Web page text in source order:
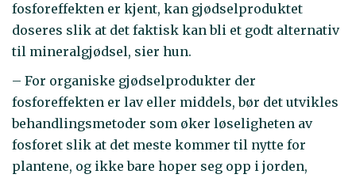
fosforeffekten er kjent, kan gjødselproduktet
doseres slik at det faktisk kan bli et godt alternativ
til mineralgjødsel, sier hun.
– For organiske gjødselprodukter der
fosforeffekten er lav eller middels, bør det utvikles
behandlingsmetoder som øker løseligheten av
fosforet slik at det meste kommer til nytte for
plantene, og ikke bare hoper seg opp i jorden,